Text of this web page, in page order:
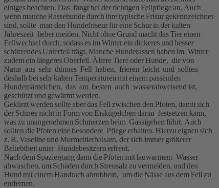
einiges beachten. Das fängt bei der richtigen Fellpflege an. Auch
wenn manche Rassehunde durch ihre typische Frisur gekennzeichnet
sind, sollte man den Hundefriseur für eine Schur in der kalten
Jahreszeit lieber meiden. Nicht ohne Grund macht das Tier einen
Fellwechsel durch, sodass es im Winter ein dickeres und besser
schützendes Unterfell trägt. Manche Hunderassen haben im Winter
zudem ein längeres Oberfell. Ältere Tiere oder Hunde, die von
Natur aus sehr dünnes Fell haben, frieren leicht und sollten
deshalb bei sehr kalten Temperaturen mit einem passenden
Hundemäntelchen, das am besten auch wasserabweisend ist,
geschützt und gewärmt werden.
Gekürzt werden sollte aber das Fell zwischen den Pfoten, damit sich
der Schnee nicht in Form von Eiskügelchen daran festsetzen kann,
was zu unangenehmen Schmerzen beim Gassigehen führt. Auch
sollten die Pfoten eine besondere Pflege erhalten. Hierzu eignen sich
z. B. Vaseline und Murmeltierbalsam, der sich immer größerer
Beliebtheit unter Hundebesitzern erfreut.
Nach dem Spaziergang dann die Pfoten mit lauwarmem Wasser
abwaschen, um Schäden durch Streusalz zu vermeiden, und den
Hund mit einem Handtuch abrubbeln, um die Nässe aus dem Fell zu
entfernen.